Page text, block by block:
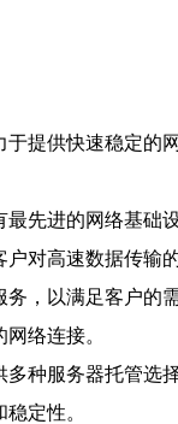
提供快速稳定的
先进的网络基础
对高速数据传输的
，以满足客户的
络连接。
种服务器托管选
定性。